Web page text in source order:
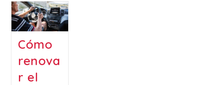
Cómo
renova
r el